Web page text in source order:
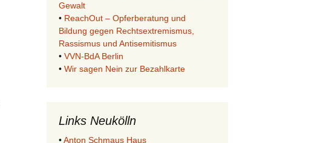
Gewalt
• ReachOut – Opferberatung und
Bildung gegen Rechtsextremismus,
Rassismus und Antisemitismus
• VVN-BdA Berlin
• Wir sagen Nein zur Bezahlkarte
Links Neukölln
•Anton Schmaus Haus